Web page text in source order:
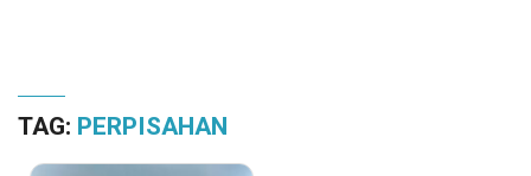
TAG: PERPISAHAN